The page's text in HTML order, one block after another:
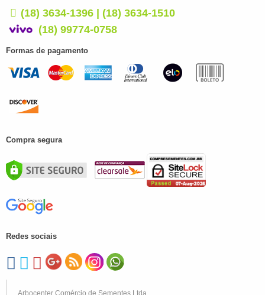
(18) 3634-1396 | (18) 3634-1510
(18) 99774-0758
Formas de pagamento
Compra segura
Redes sociais